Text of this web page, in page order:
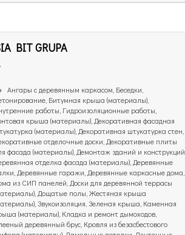
BIT GRUPA
Ангары с деревянным каркасом, Беседки,
Битумная крыша (материалы),
работы, Гидроизоляционные работы,
крыша (материалы), Декоративная фасадная
(материалы), Декоративная штукатурка стен,
отделочные доски, Декоративные плиты
фасада (материалы), Демонтаж зданий и конструкций,
отделка фасада (материалы), Деревянные
Деревянные гаражи, Деревянные каркасные дома,
из СИП панелей, Доски для деревянной террасы
Дощатые полы, Жестяная крыша
Звукоизоляция, Зеленая крыша, Каменная
(материалы), Кладка и ремонт дымоходов,
деревянный брус, Кровля из безасбестового